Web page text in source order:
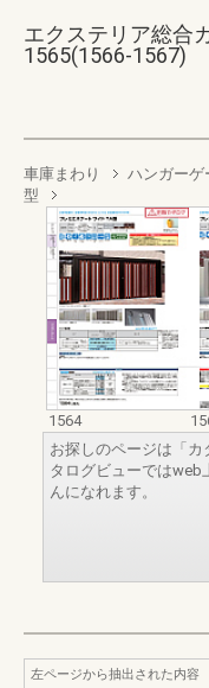
エクステリア総合
1565(1566-1567)
車庫まわり ハンガーゲ
型
1564
お探しのページは「
タログビューではweb
んになれます。
左ページから抽出された内容